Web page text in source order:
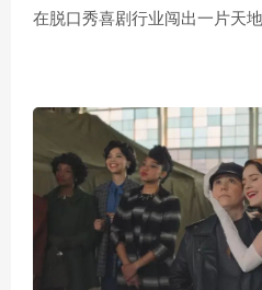
在脱口秀喜剧行业闯出一片天